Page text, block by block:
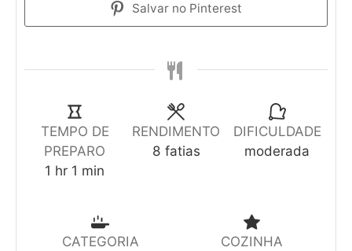
Salvar no Pinterest
TEMPO DE
PREPARO
1 hr 1 min
RENDIMENTO
8 fatias
DIFICULDADE
moderada
CATEGORIA
COZINHA